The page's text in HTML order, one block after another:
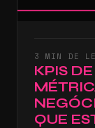
3 MIN DE
KPIS
QUE